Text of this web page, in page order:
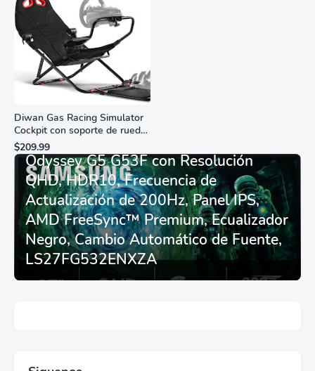
Diwan Gas Racing Simulator
Cockpit con soporte de rueda
de carreras plegable y
asiento - Logitech
G29/920/923/27/25,
Thrustmaster
T248/X/T300RS/T150/458/TX
$209.99
Monitor Gamer SAMSUNG 27”
Odyssey G5 G53F con Resolución
QHD, HDR10, Frecuencia de
Actualización de 200Hz, Panel IPS,
AMD FreeSync™ Premium, Ecualizador
Negro, Cambio Automático de Fuente,
LS27FG532ENXZA